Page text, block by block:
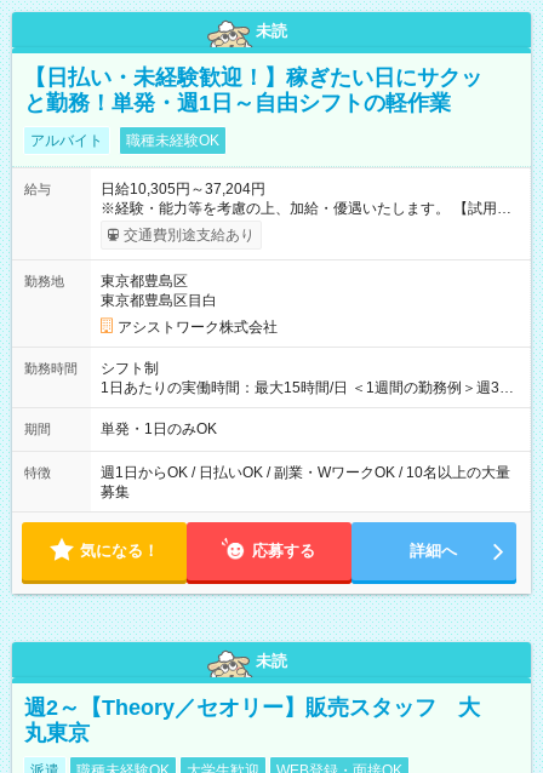
未読
【日払い・未経験歓迎！】稼ぎたい日にサクッ
と勤務！単発・週1日～自由シフトの軽作業
アルバイト 職種未経験OK
給与
日給10,305円～37,204円
※経験・能力等を考慮の上、加給・優遇いたします。 【試用期
間】試用期間なし
交通費別途支給あり
勤務地
東京都豊島区
東京都豊島区目白
アシストワーク株式会社
勤務時間
シフト制
1日あたりの実働時間：最大15時間/日 ＜1週間の勤務例＞週3回
勤務 勤務：月・水・金 休み：火・木・土・日 好きな時にお仕事
可能です！ ※1日あたりの最大実働時間は日勤、夜勤共に勤務し
期間 単発・1日のみOK
特徴
週1日からOK / 日払いOK / 副業・WワークOK / 10名以上の大量
募集
気になる！ 応募する 詳細へ
未読
週2～【Theory／セオリー】販売スタッフ 大
丸東京